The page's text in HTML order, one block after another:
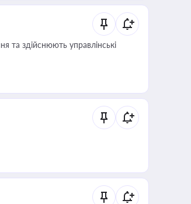
та здійснюють управлінські